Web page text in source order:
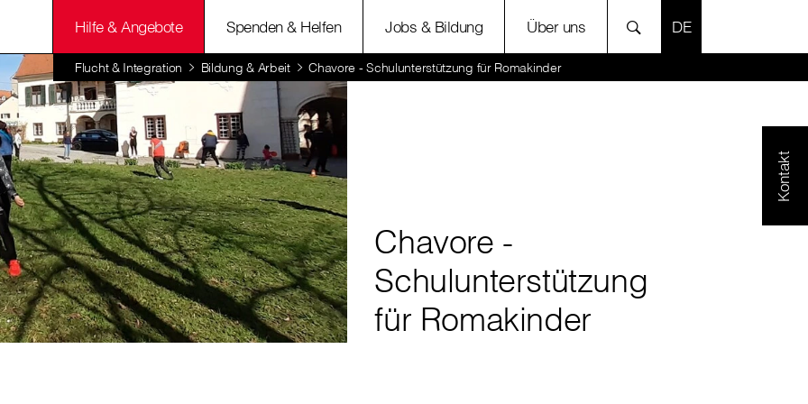
Hilfe & Angebote Spenden & Helfen Jobs & Bildung Über uns SPRACHE
Flucht & Integration Bildung & Arbeit Chavore - Schulunterstützung für Romakinder
Kontakt
Chavore -
Schulunterstützung
für Romakinder